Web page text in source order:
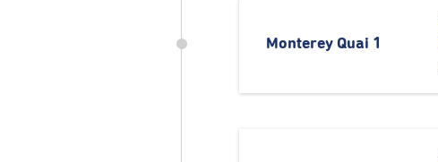
Monterey Quai 1